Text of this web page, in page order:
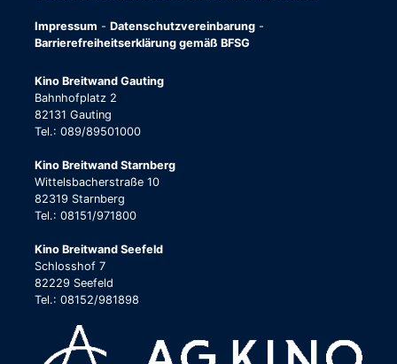
Impressum - Datenschutzvereinbarung -
Barrierefreiheitserklärung gemäß BFSG
Kino Breitwand Gauting
Bahnhofplatz 2
82131 Gauting
Tel.: 089/89501000
Kino Breitwand Starnberg
Wittelsbacherstraße 10
82319 Starnberg
Tel.: 08151/971800
Kino Breitwand Seefeld
Schlosshof 7
82229 Seefeld
Tel.: 08152/981898